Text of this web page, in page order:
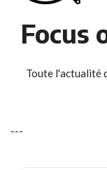
Focus
Toute l'actualité
---